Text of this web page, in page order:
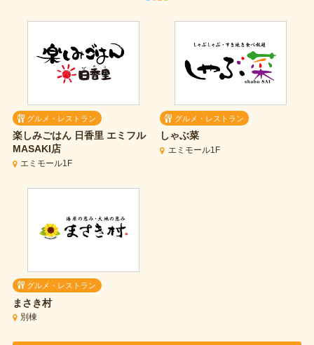
グルメ・レストラン
楽しみごはん 日香里 エミフル
MASAKI店
エミモール1F
グルメ・レストラン
しゃぶ菜
エミモール1F
グルメ・レストラン
まさき村
別棟